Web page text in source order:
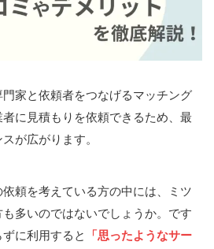
家と依頼者をつなげるマッチング
に見積もりを依頼できるため、最
が広がります。
頼を考えている方の中には、ミツ
多いのではないでしょうか。です
に利用すると
「思ったようなサー